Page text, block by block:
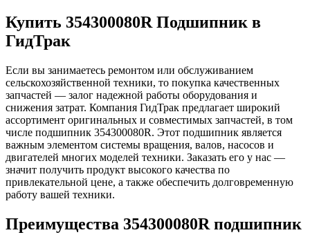
Купить 354300080R Подшипник в
ГидТрак
Если вы занимаетесь ремонтом или обслуживанием
сельскохозяйственной техники, то покупка качественных
запчастей — залог надежной работы оборудования и
снижения затрат. Компания ГидТрак предлагает широкий
ассортимент оригинальных и совместимых запчастей, в том
числе подшипник 354300080R. Этот подшипник является
важным элементом системы вращения, валов, насосов и
двигателей многих моделей техники. Заказать его у нас —
значит получить продукт высокого качества по
привлекательной цене, а также обеспечить долговременную
работу вашей техники.
Преимущества 354300080R подшипник